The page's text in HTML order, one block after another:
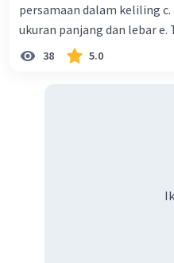
persamaan dalam keliling
ukuran panjang dan lebar e.
38 5.0